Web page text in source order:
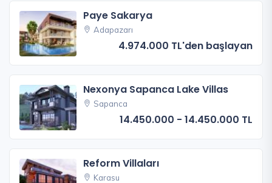
Paye Sakarya
Adapazarı
4.974.000 TL'den başlayan
Nexonya Sapanca Lake Villas
Sapanca
14.450.000 - 14.450.000 TL
Reform Villaları
Karasu